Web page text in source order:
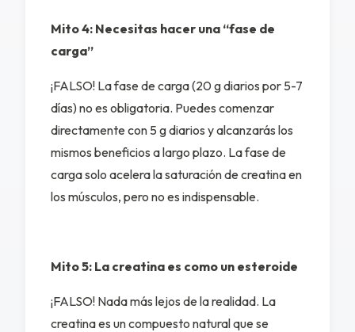
Mito 4: Necesitas hacer una “fase de
carga”
¡FALSO! La fase de carga (20 g diarios por 5-7
días) no es obligatoria. Puedes comenzar
directamente con 5 g diarios y alcanzarás los
mismos beneficios a largo plazo. La fase de
carga solo acelera la saturación de creatina en
los músculos, pero no es indispensable.
Mito 5: La creatina es como un esteroide
¡FALSO! Nada más lejos de la realidad. La
creatina es un compuesto natural que se